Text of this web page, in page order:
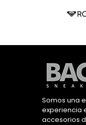
Somos una
experiencia
accesorios